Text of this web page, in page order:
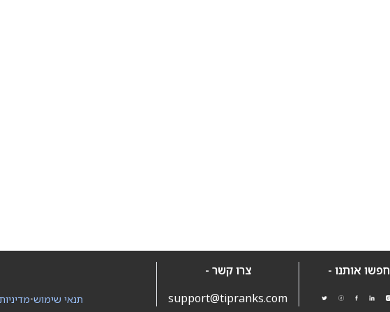
חפשו אותנו -
צרו קשר -
support@tipranks.com
•תנאי שימוש